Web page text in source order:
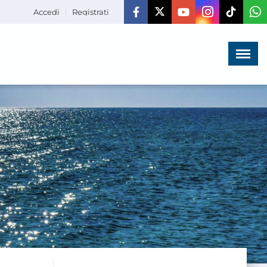
Accedi Registrati
Menù ×
LA VITA
DELL'ASSOCIAZIONE
COMUNICAZIONE,
PROGETTI ED EDITORIA
AMMINISTRAZIONE
TRASPARENTE